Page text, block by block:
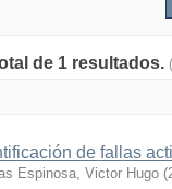
de 1 resultados.
de fallas
Espinosa, Victor Hugo (